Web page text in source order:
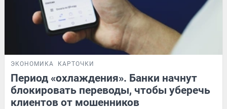
ЭКОНОМИКА КАРТОЧКИ
Период «охлаждения». Банки начнут
блокировать переводы, чтобы уберечь
клиентов от мошенников